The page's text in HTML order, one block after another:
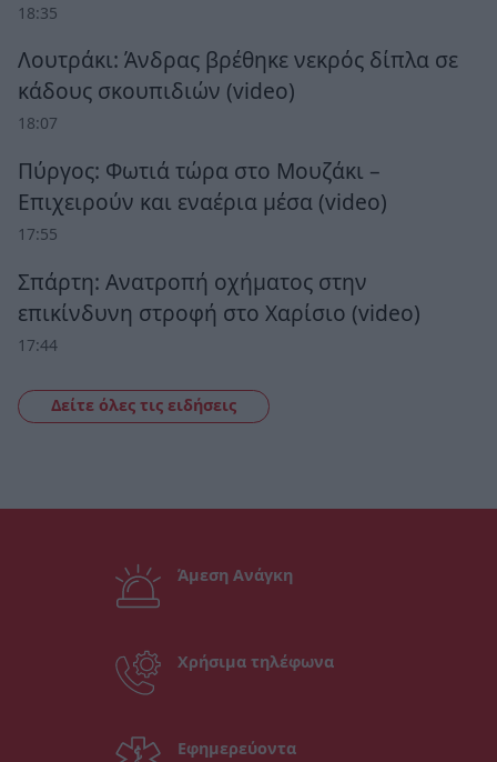
18:35
Λουτράκι: Άνδρας βρέθηκε νεκρός δίπλα σε
κάδους σκουπιδιών (video)
18:07
Πύργος: Φωτιά τώρα στο Μουζάκι –
Επιχειρούν και εναέρια μέσα (video)
17:55
Σπάρτη: Ανατροπή οχήματος στην
επικίνδυνη στροφή στο Χαρίσιο (video)
17:44
Δείτε όλες τις ειδήσεις
Άμεση Ανάγκη
Χρήσιμα τηλέφωνα
Εφημερεύοντα